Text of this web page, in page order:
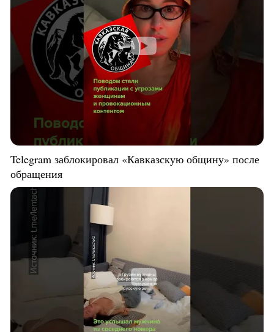
Telegram заблокировал «Кавказскую общину» после
обращения